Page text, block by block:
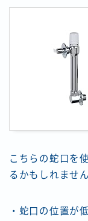
こちらの蛇口を
るかもしれませ
・蛇口の位置が